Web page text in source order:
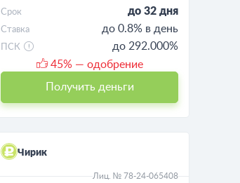
Срок до 32 дня
Ставка до 0.8% в день
ПСК
до 292.000%
45% — одобрение
Получить деньги
Чирик
Лиц. № 78-24-065408